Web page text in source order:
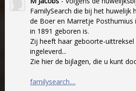
FamilySearch die bij het huwelijk
de Boer en Marretje Posthumius
in 1891 geboren is.
Zij heeft haar geboorte-
ingeleverd...
Zie hier de bijlagen, die u kunt
familysearch....